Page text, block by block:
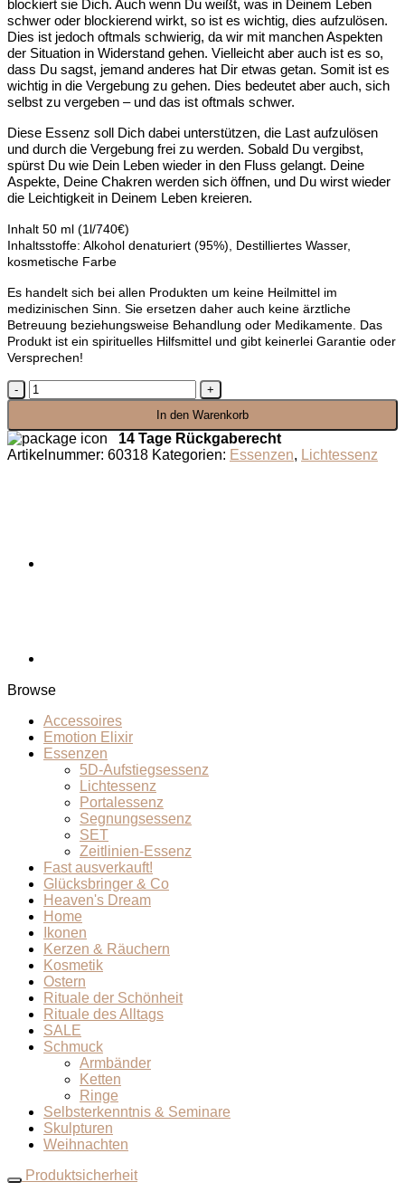
blockiert sie Dich. Auch wenn Du weißt, was in Deinem Leben
schwer oder blockierend wirkt, so ist es wichtig, dies aufzulösen.
Dies ist jedoch oftmals schwierig, da wir mit manchen Aspekten
der Situation in Widerstand gehen. Vielleicht aber auch ist es so,
dass Du sagst, jemand anderes hat Dir etwas getan. Somit ist es
wichtig in die Vergebung zu gehen. Dies bedeutet aber auch, sich
selbst zu vergeben – und das ist oftmals schwer.
Diese Essenz soll Dich dabei unterstützen, die Last aufzulösen
und durch die Vergebung frei zu werden. Sobald Du vergibst,
spürst Du wie Dein Leben wieder in den Fluss gelangt. Deine
Aspekte, Deine Chakren werden sich öffnen, und Du wirst wieder
die Leichtigkeit in Deinem Leben kreieren.
Inhalt 50 ml (1l/740€)
Inhaltsstoffe: Alkohol denaturiert (95%), Destilliertes Wasser,
kosmetische Farbe
Es handelt sich bei allen Produkten um keine Heilmittel im
medizinischen Sinn. Sie ersetzen daher auch keine ärztliche
Betreuung beziehungsweise Behandlung oder Medikamente. Das
Produkt ist ein spirituelles Hilfsmittel und gibt keinerlei Garantie oder
Versprechen!
Lichtessenz
Gral
Vergebung
Menge
In den Warenkorb
14 Tage Rückgaberecht
Artikelnummer: 60318 Kategorien: Essenzen, Lichtessenz
Browse
Accessoires
Emotion Elixir
Essenzen
5D-Aufstiegsessenz
Lichtessenz
Portalessenz
Segnungsessenz
SET
Zeitlinien-Essenz
Fast ausverkauft!
Glücksbringer & Co
Heaven's Dream
Home
Ikonen
Kerzen & Räuchern
Kosmetik
Ostern
Rituale der Schönheit
Rituale des Alltags
SALE
Schmuck
Armbänder
Ketten
Ringe
Selbsterkenntnis & Seminare
Skulpturen
Weihnachten
Produktsicherheit